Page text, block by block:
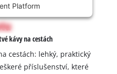
Platform
kávy na cestách
cestách: lehký, praktický
příslušenství, které